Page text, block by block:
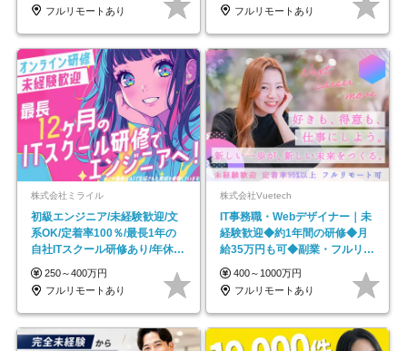
フルリモートあり
フルリモートあり
株式会社ミライル
初級エンジニア/未経験歓迎/文
系OK/定着率100％/最長1年の
自社ITスクール研修あり/年休
130日
250～400万円
フルリモートあり
株式会社Vuetech
IT事務職・Webデザイナー｜未
経験歓迎◆約1年間の研修◆月
給35万円も可◆副業・フルリモ
ート可◆年休126日
400～1000万円
フルリモートあり